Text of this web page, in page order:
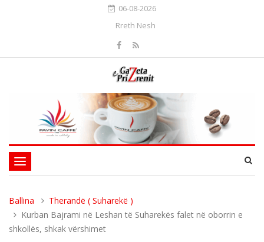
06-08-2026
Rreth Nesh
Toggle
navigation
Ballina
Therandë ( Suharekë )
Kurban Bajrami në Leshan të Suharekës falet në oborrin e
shkollës, shkak vërshimet